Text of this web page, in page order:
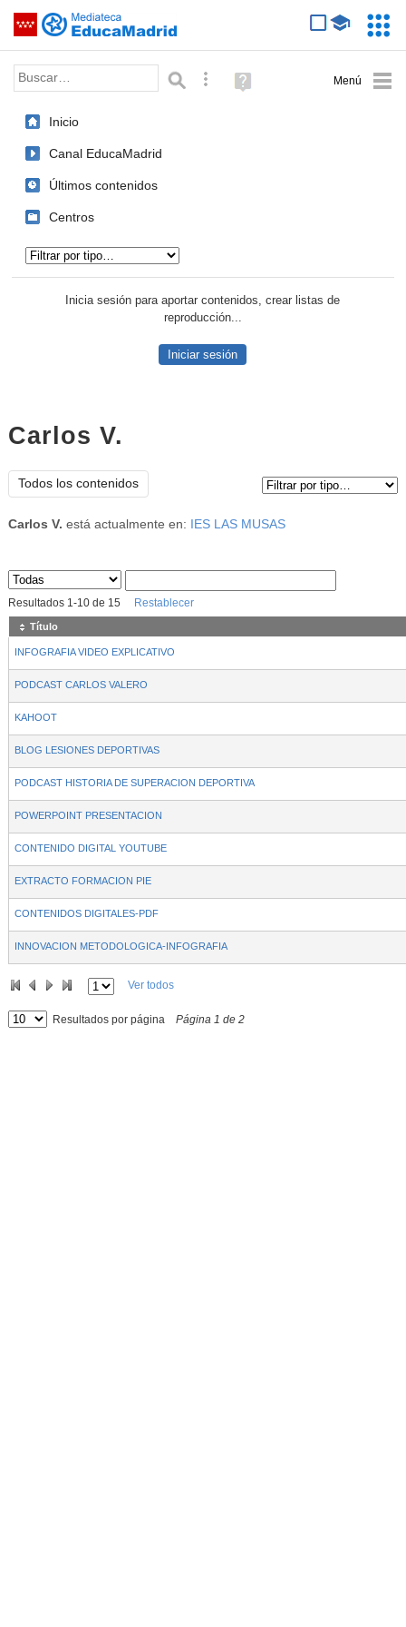
Saltar navegación
Palabra o frase: Búsqueda avanzada
Ayuda
(en
Inicio
Canal EducaMadrid
Últimos contenidos
Centros
Inicia sesión para aportar contenidos, crear listas de
reproducción...
Iniciar sesión
Carlos V.
Todos los contenidos
Carlos V. está actualmente en: IES LAS MUSAS
Sus archivos
Resultados 1-10de 15 Restablecer
Título
INFOGRAFIA VIDEO EXPLICATIVO
PODCAST CARLOS VALERO
KAHOOT
BLOG LESIONES DEPORTIVAS
PODCAST HISTORIA DE SUPERACION DEPORTIVA
POWERPOINT PRESENTACION
CONTENIDO DIGITAL YOUTUBE
EXTRACTO FORMACION PIE
CONTENIDOS DIGITALES-PDF
INNOVACION METODOLOGICA-INFOGRAFIA
Ver todos
Resultados por página Página 1 de 2